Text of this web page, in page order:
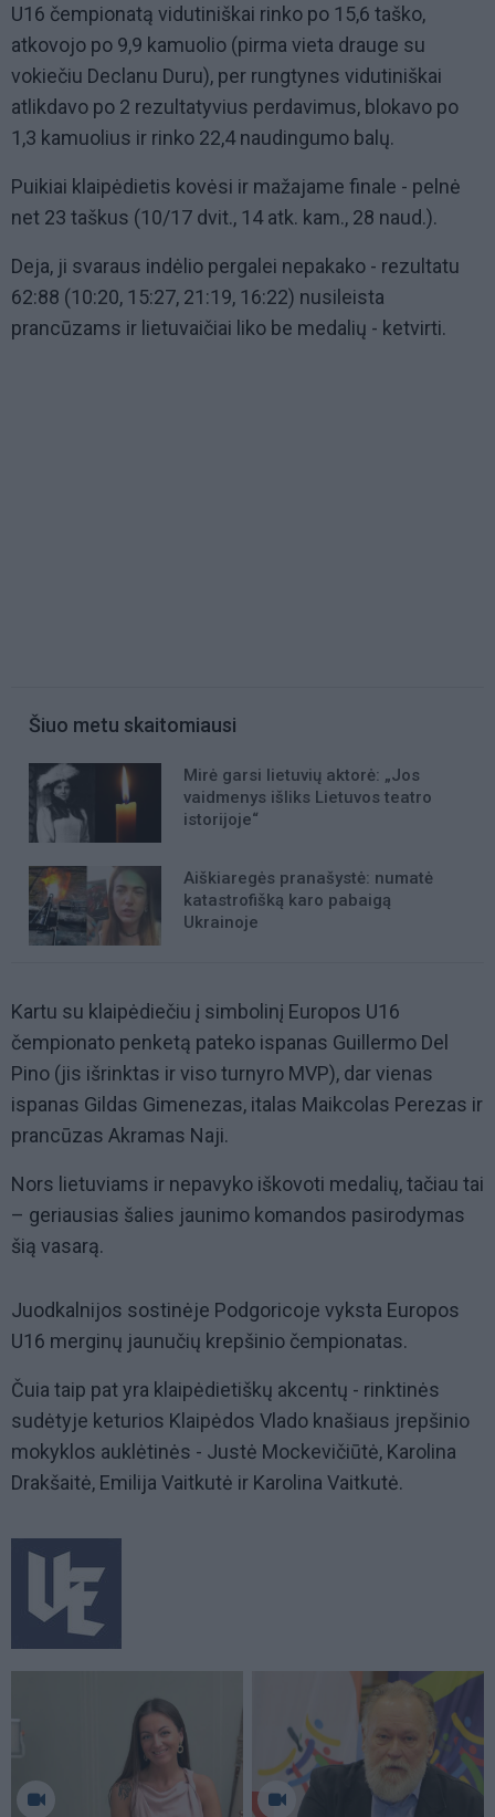
U16 čempionatą vidutiniškai rinko po 15,6 taško,
atkovojo po 9,9 kamuolio (pirma vieta drauge su
vokiečiu Declanu Duru), per rungtynes vidutiniškai
atlikdavo po 2 rezultatyvius perdavimus, blokavo po
1,3 kamuolius ir rinko 22,4 naudingumo balų.
Puikiai klaipėdietis kovėsi ir mažajame finale - pelnė
net 23 taškus (10/17 dvit., 14 atk. kam., 28 naud.).
Deja, ji svaraus indėlio pergalei nepakako - rezultatu
62:88 (10:20, 15:27, 21:19, 16:22) nusileista
prancūzams ir lietuvaičiai liko be medalių - ketvirti.
Šiuo metu skaitomiausi
Mirė garsi lietuvių aktorė: „Jos
vaidmenys išliks Lietuvos teatro
istorijoje“
Aiškiaregės pranašystė: numatė
katastrofišką karo pabaigą
Ukrainoje
Kartu su klaipėdiečiu į simbolinį Europos U16
čempionato penketą pateko ispanas Guillermo Del
Pino (jis išrinktas ir viso turnyro MVP), dar vienas
ispanas Gildas Gimenezas, italas Maikcolas Perezas ir
prancūzas Akramas Naji.
Nors lietuviams ir nepavyko iškovoti medalių, tačiau tai
– geriausias šalies jaunimo komandos pasirodymas
šią vasarą.
Juodkalnijos sostinėje Podgoricoje vyksta Europos
U16 merginų jaunučių krepšinio čempionatas.
Čuia taip pat yra klaipėdietiškų akcentų - rinktinės
sudėtyje keturios Klaipėdos Vlado knašiaus jrepšinio
mokyklos auklėtinės - Justė Mockevičiūtė, Karolina
Drakšaitė, Emilija Vaitkutė ir Karolina Vaitkutė.